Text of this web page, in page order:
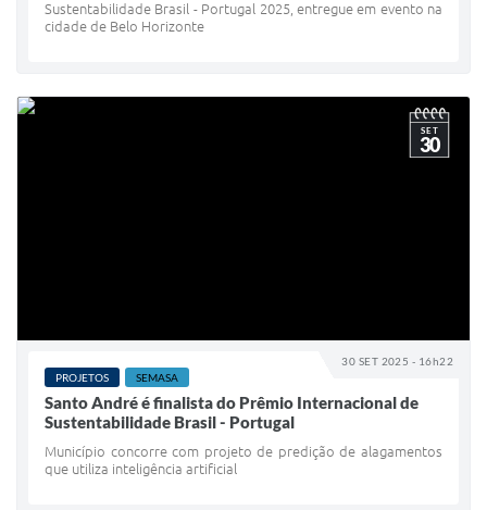
Sustentabilidade Brasil - Portugal 2025, entregue em evento na
cidade de Belo Horizonte
30 SET 2025 - 16h22
SET
30
PROJETOS SEMASA
Santo André é finalista do Prêmio Internacional de
Sustentabilidade Brasil - Portugal
Município concorre com projeto de predição de alagamentos
que utiliza inteligência artificial